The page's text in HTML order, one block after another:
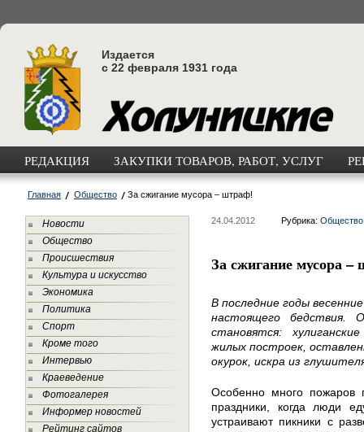
Издается
с 22 февраля 1931 года
РЕДАКЦИЯ ЗАКУПКИ ТОВАРОВ, РАБОТ, УСЛУГ
Главная Общество За сжигание мусора – штраф!
Новости
Общество
Происшествия
Культура и искусство
Экономика
Политика
Спорт
Кроме того
Интервью
Краеведение
Фотогалерея
Информер новостей
Рейтинг сайтов
24.04.2012 Рубрика: Общество
За сжигание мусора –
В последние годы
настоящего бедствия.
становятся:
жилых построек,
окурок, искра из
Особенно много пожаров
праздники, когда люди
устраивают пикники с